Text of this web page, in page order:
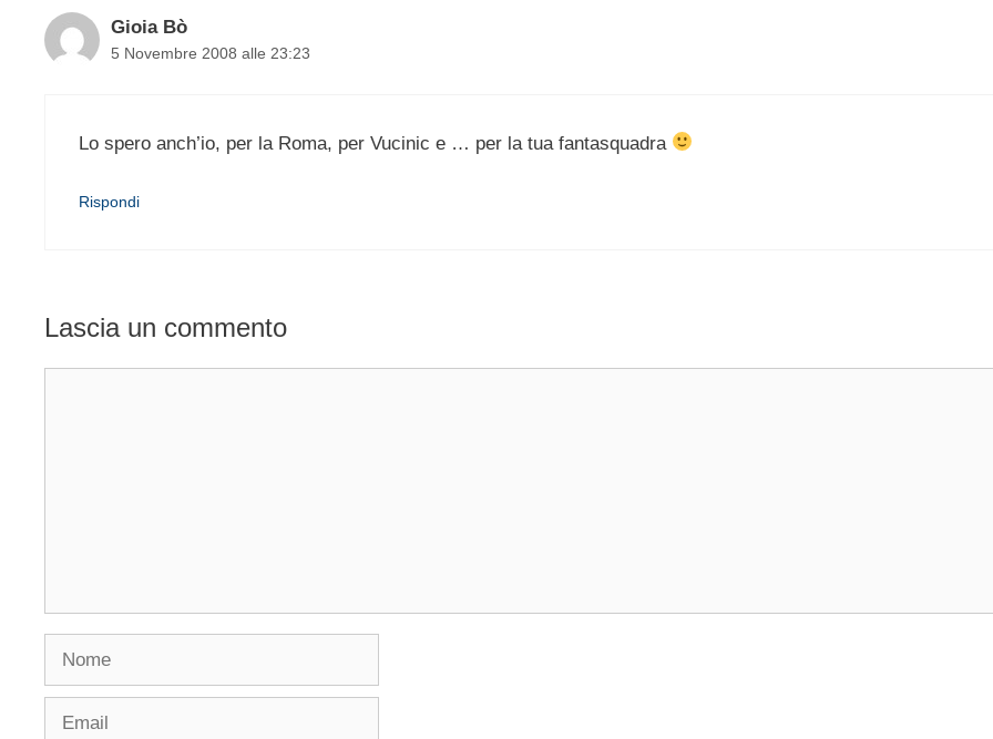
Gioia Bò
5 Novembre 2008 alle 23:23
Lo spero anch’io, per la Roma, per Vucinic e … per la tua fantasquadra
Rispondi
Lascia un commento